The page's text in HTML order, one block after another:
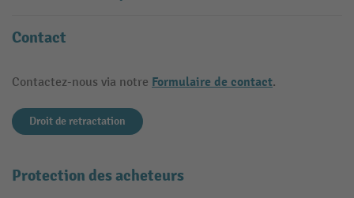
Contact
Contactez-nous via notre Formulaire de contact.
Droit de retractation
Protection des acheteurs